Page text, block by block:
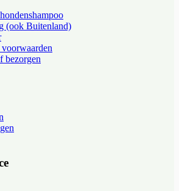
(ook Buitenland)
bezorgen